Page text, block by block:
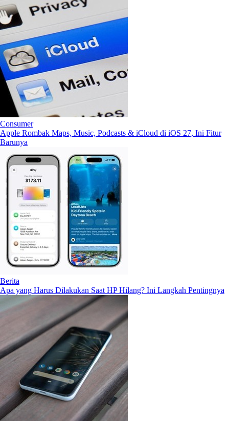
Consumer
Apple Rombak Maps, Music, Podcasts & iCloud di iOS 27, Ini Fitur
Barunya
Berita
Apa yang Harus Dilakukan Saat HP Hilang? Ini Langkah Pentingnya